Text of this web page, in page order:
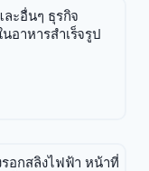
ะอื่นๆ ธุรกิจ
อาหารสำเร็จรูป
อกสลิงไฟฟ้า หน้าที่